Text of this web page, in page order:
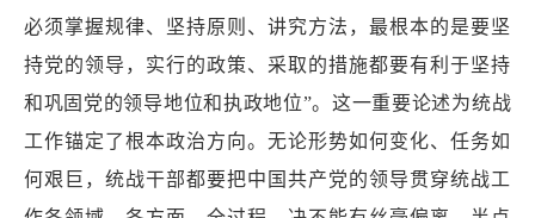
必须掌握规律、坚持原则、讲究方法，最根本的是要坚
持党的领导，实行的政策、采取的措施都要有利于坚持
和巩固党的领导地位和执政地位”。这一重要论述为统战
工作锚定了根本政治方向。无论形势如何变化、任务如
何艰巨，统战干部都要把中国共产党的领导贯穿统战工